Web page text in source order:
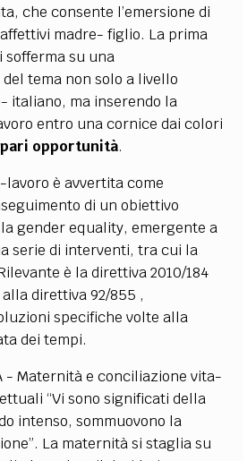
che consente l’emersione di
madre- figlio. La prima
su una
tema non solo a livello
italiano, ma inserendo la
entro una cornice dai colori
opportunità.
è avvertita come
di un obiettivo
gender equality, emergente a
serie di interventi, tra cui la
è la direttiva 2010/184
direttiva 92/855 ,
specifiche volte alla
dei tempi.
- Maternità e conciliazione vita-
“Vi sono significati della
intenso, sommuovono la
La maternità si staglia su